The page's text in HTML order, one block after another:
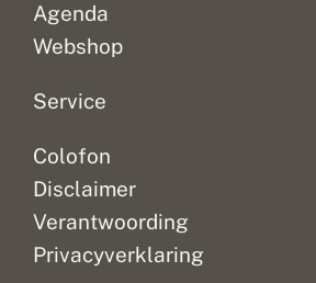
Agenda
Webshop
Service
Colofon
Disclaimer
Verantwoording
Privacyverklaring